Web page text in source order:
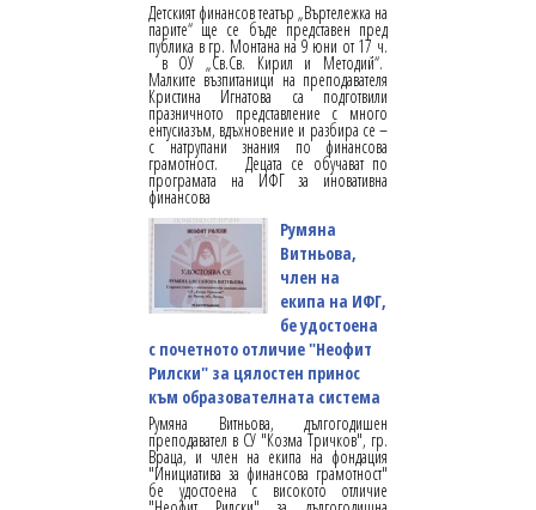
Детският финансов театър „Въртележка на
парите“ ще се бъде представен пред
публика в гр. Монтана на 9 юни от 17 ч.
в ОУ „Св.Св. Кирил и Методий“.
Малките възпитаници на преподавателя
Кристина Игнатова са подготвили
празничното представление с много
ентусиазъм, вдъхновение и разбира се –
с натрупани знания по финансова
грамотност. Децата се обучават по
програмата на ИФГ за иновативна
финансова
Румяна
Витньова,
член на
екипа на ИФГ,
бе удостоена
с почетното отличие "Неофит
Рилски" за цялостен принос
към образователната система
Румяна Витньова, дългогодишен
преподавател в СУ "Козма Тричков", гр.
Враца, и член на екипа на фондация
"Инициатива за финансова грамотност"
бе удостоена с високото отличие